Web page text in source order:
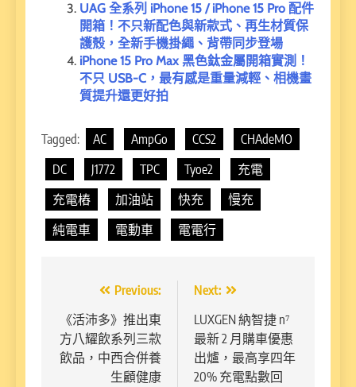
UAG 全系列 iPhone 15 / iPhone 15 Pro 配件
開箱！不只新配色與新款式、再生材質保
護殼，全新手機掛繩、背帶同步登場
iPhone 15 Pro Max 黑色鈦金屬開箱實測！
不只 USB-C，最有感是重量減輕、相機畫
質提升還更好拍
Tagged: AC AmpGo CCS2
CHAdeMO
DC
J1772 TPC Tyoe2
充電
充電樁
加油站 快充
慢充
純電車
電動車 電電行
章
導
Previous:
《活沛多》推出東
方八耀飲系列三款
飲品，中西合併養
生顧健康
Next:
LUXGEN 納智捷 n⁷
最新 2 月購車優惠
出爐，最高享四年
20% 充電點數回